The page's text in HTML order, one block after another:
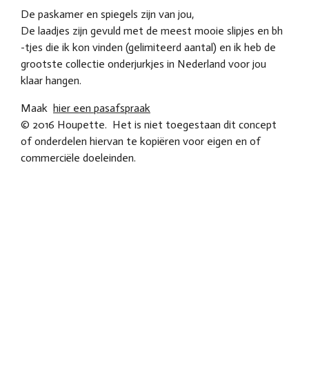
De paskamer en spiegels zijn van jou,
De laadjes zijn gevuld met de meest mooie slipjes en bh
-tjes die ik kon vinden (gelimiteerd aantal) en ik heb de
grootste collectie onderjurkjes in Nederland voor jou
klaar hangen.
Maak hier een pasafspraak
© 2016 Houpette. Het is niet toegestaan dit concept
of onderdelen hiervan te kopiëren voor eigen en of
commerciële doeleinden.